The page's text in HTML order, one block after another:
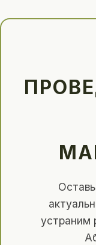
устраним